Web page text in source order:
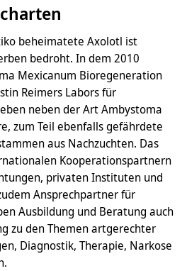
beheimatete Axolotl ist
bedroht. In dem 2010
Mexicanum Bioregeneration
Reimers Labors für
neben der Art Ambystoma
zum Teil ebenfalls gefährdete
aus Nachzuchten. Das
Kooperationspartnern
privaten Instituten und
Ansprechpartner für
Ausbildung und Beratung auch
zu den Themen artgerechter
Diagnostik, Therapie, Narkose